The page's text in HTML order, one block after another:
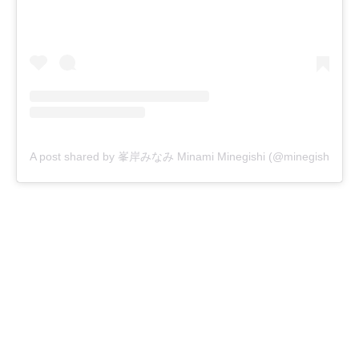
A post shared by 峯岸みなみ Minami Minegishi